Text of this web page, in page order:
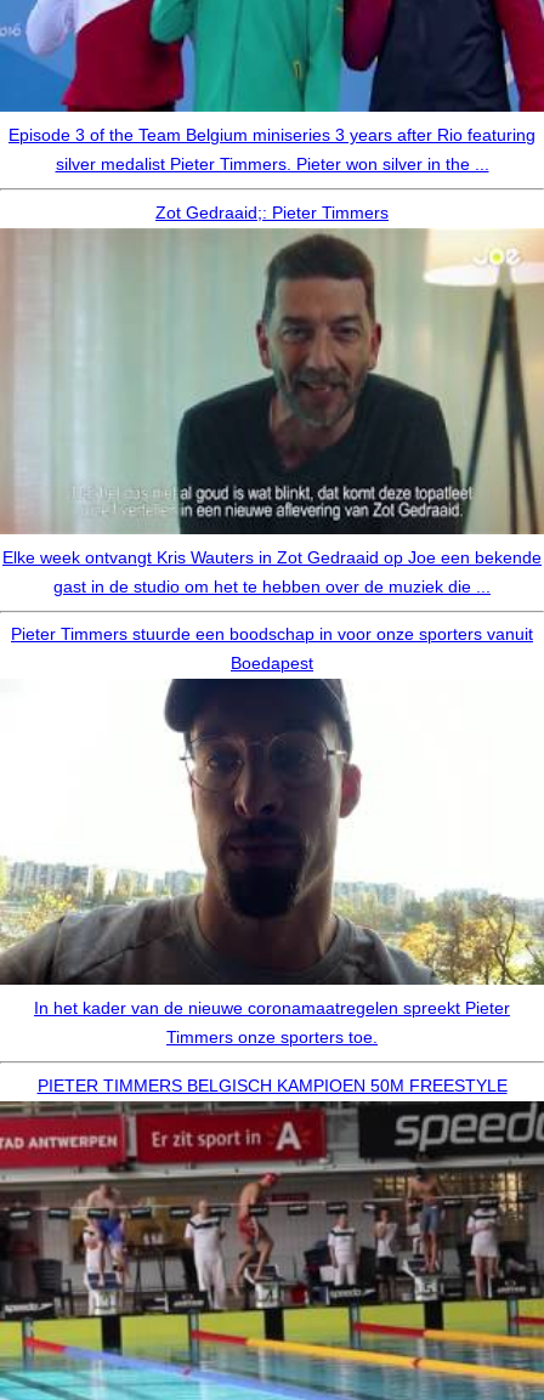
Episode 3 of the Team Belgium miniseries 3 years after Rio featuring
silver medalist Pieter Timmers. Pieter won silver in the ...
Zot Gedraaid;: Pieter Timmers
Elke week ontvangt Kris Wauters in Zot Gedraaid op Joe een bekende
gast in de studio om het te hebben over de muziek die ...
Pieter Timmers stuurde een boodschap in voor onze sporters vanuit
Boedapest
In het kader van de nieuwe coronamaatregelen spreekt Pieter
Timmers onze sporters toe.
PIETER TIMMERS BELGISCH KAMPIOEN 50M FREESTYLE